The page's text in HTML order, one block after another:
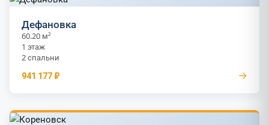
Дефановка
60.20 м²
1 этаж
2 спальни
941 177 ₽ →